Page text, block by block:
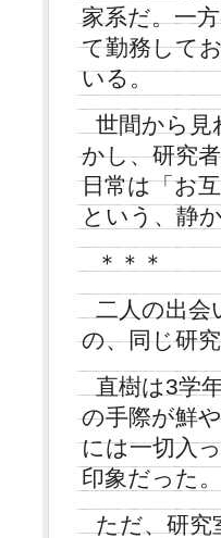
家系だ。一
て勤務して
いる。
世間から見
かし、研究
日常は「お
という、静
＊＊＊
二人の出会
の、同じ研
直樹は3学
の手際が鮮
には一切入
印象だった。
ただ、研究